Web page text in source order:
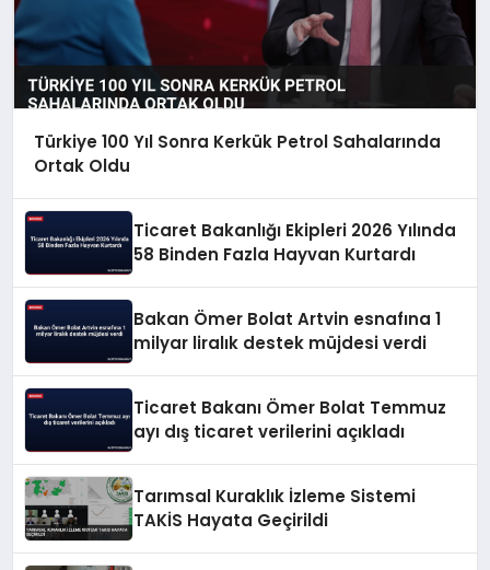
Türkiye 100 Yıl Sonra Kerkük Petrol Sahalarında
Ortak Oldu
Ticaret Bakanlığı Ekipleri 2026 Yılında
58 Binden Fazla Hayvan Kurtardı
Bakan Ömer Bolat Artvin esnafına 1
milyar liralık destek müjdesi verdi
Ticaret Bakanı Ömer Bolat Temmuz
ayı dış ticaret verilerini açıkladı
Tarımsal Kuraklık İzleme Sistemi
TAKİS Hayata Geçirildi